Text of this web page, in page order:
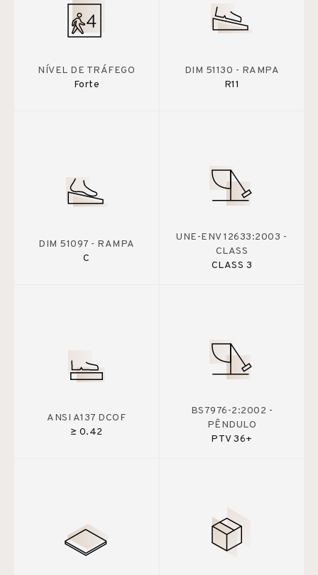
NÍVEL DE TRÁFEGO
Forte
DIM 51130 - RAMPA
R11
DIM 51097 - RAMPA
C
UNE-ENV 12633:2003 -
CLASS
CLASS 3
ANSI A137 DCOF
≥ 0.42
BS7976-2:2002 -
PÊNDULO
PTV 36+